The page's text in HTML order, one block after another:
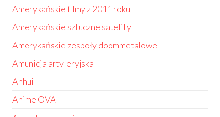
Amerykańskie filmy z 2011 roku
Amerykańskie sztuczne satelity
Amerykańskie zespoły doommetalowe
Amunicja artyleryjska
Anhui
Anime OVA